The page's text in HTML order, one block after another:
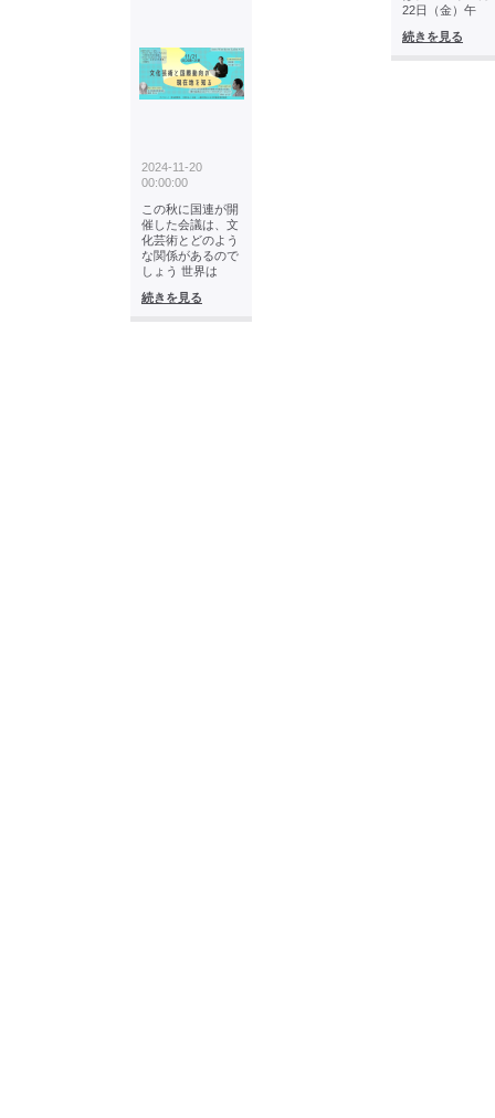
2024-11-20
00:00:00
この秋に国連が開
催した会議は、文
化芸術とどのよう
な関係があるので
しょう 世界は
続きを見る
22日（金）午
続きを見る